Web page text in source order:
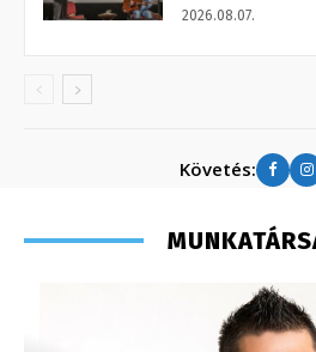
2026.08.07.
Követés: